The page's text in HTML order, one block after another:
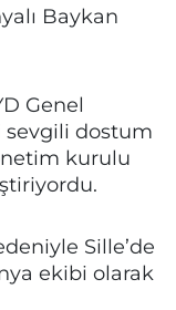
Baykan
Genel
sevgili dostum
kurulu
Sille’de
ekibi olarak